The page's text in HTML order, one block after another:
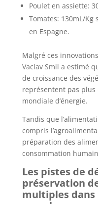
Poulet en assiette:
Tomates: 130mL/Kg
en Espagne.
Malgré ces
Vaclav Smil a estimé
de croissance des
représentent pas plus
mondiale d’énergie.
Tandis que
compris
préparation des
consommation
Les pistes de
préservation
multiples